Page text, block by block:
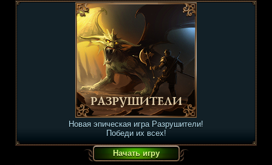
Новая эпическая игра Разрушители!
Победи их всех!